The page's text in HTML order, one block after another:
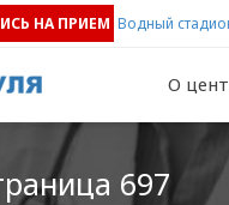
НА ПРИЕМ Водный
О
697